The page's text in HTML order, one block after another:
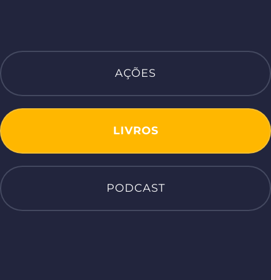
AÇÕES
LIVROS
PODCAST